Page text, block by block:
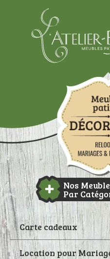
Nos
Par
Carte cadeaux
Location pour